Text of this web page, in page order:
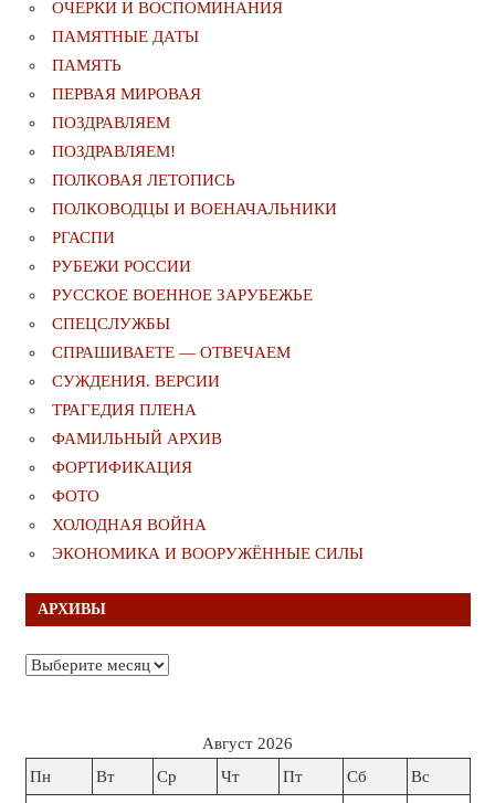
ОЧЕРКИ И ВОСПОМИНАНИЯ
ПАМЯТНЫЕ ДАТЫ
ПАМЯТЬ
ПЕРВАЯ МИРОВАЯ
ПОЗДРАВЛЯЕМ
ПОЗДРАВЛЯЕМ!
ПОЛКОВАЯ ЛЕТОПИСЬ
ПОЛКОВОДЦЫ И ВОЕНАЧАЛЬНИКИ
РГАСПИ
РУБЕЖИ РОССИИ
РУССКОЕ ВОЕННОЕ ЗАРУБЕЖЬЕ
СПЕЦСЛУЖБЫ
СПРАШИВАЕТЕ — ОТВЕЧАЕМ
СУЖДЕНИЯ. ВЕРСИИ
ТРАГЕДИЯ ПЛЕНА
ФАМИЛЬНЫЙ АРХИВ
ФОРТИФИКАЦИЯ
ФОТО
ХОЛОДНАЯ ВОЙНА
ЭКОНОМИКА И ВООРУЖЁННЫЕ СИЛЫ
АРХИВЫ
Архивы
Август 2026
Пн
Вт Ср Чт Пт Сб Вс